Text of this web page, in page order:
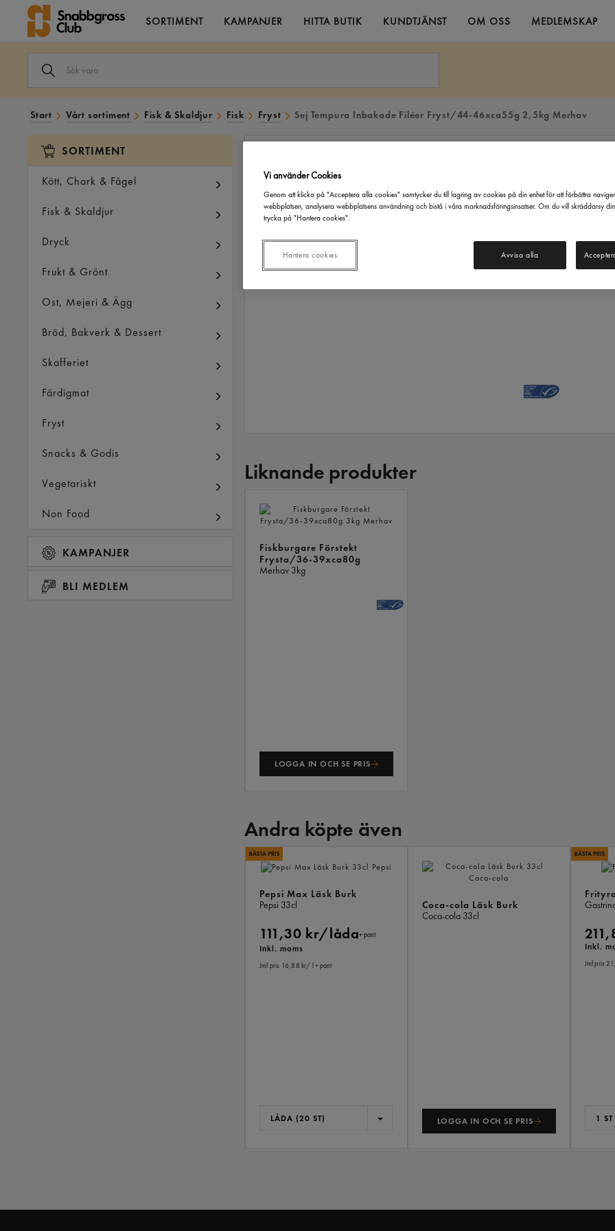
SORTIMENT KAMPANJER HITTA BUTIK KUNDTJÄNST OM OSS MEDLEMSKAP
VARA
Start Vårt sortiment Fisk & Skaldjur Fisk Fryst Sej Tempura Inbakade Filéer Fryst/44-46xca55g 2,5kg Merhav
SORTIMENT
Kött, Chark & Fågel
Fisk & Skaldjur
Dryck
Frukt & Grönt
Ost, Mejeri & Ägg
Bröd, Bakverk & Dessert
Skafferiet
Färdigmat
Fryst
Snacks & Godis
Vegetariskt
Non Food
KAMPANJER
BLI MEDLEM
Liknande produkter
Fiskburgare Förstekt
Frysta/36-39xca80g
Merhav 3kg
LOGGA IN OCH SE PRIS
Andra köpte även
Pepsi Max Läsk Burk
Pepsi 33cl
111,30 kr/låda+ pant
Inkl. moms
Jmf.pris 16,88 kr/ l+ pant
LÅDA (20 ST)
Coca-cola Läsk Burk
Coca-cola 33cl
LOGGA IN OCH SE PRIS
Inkl.
Jmf.pris
1 ST
Vi använder Cookies
Genom att klicka på "Acceptera alla cookies" samtycker du till lagring av cookies på din enhet för att förbättra
webbplatsen, analysera webbplatsens användning och bistå i våra marknadsföringsinsatser. Om du vill skräddarsy
trycka på "Hantera cookies".
Avvisa alla
Hantera cookies